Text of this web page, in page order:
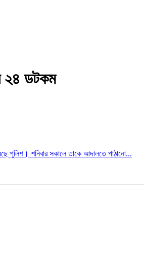
২৪ ডটকম
পুলিশ। শনিবার সকালে তাকে আদালতে পাঠানো...